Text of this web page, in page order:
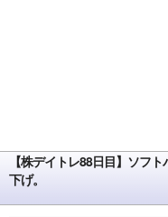
【株デイトレ88日目】ソフ
下げ。